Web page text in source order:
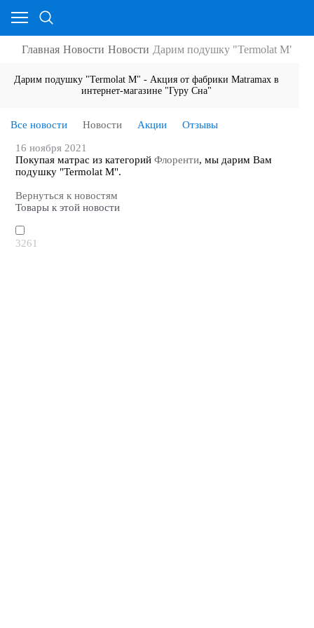
Главная Новости Новости Дарим подушку "Termolat M"
Дарим подушку "Termolat M" - Акция от фабрики Matramax в
интернет-магазине "Гуру Сна"
Все новости Новости Акции Отзывы
16 ноября 2021
Покупая матрас из категорий Флоренти, мы дарим Вам
подушку "Termolat M".
Вернуться к новостям
Товары к этой новости
3261